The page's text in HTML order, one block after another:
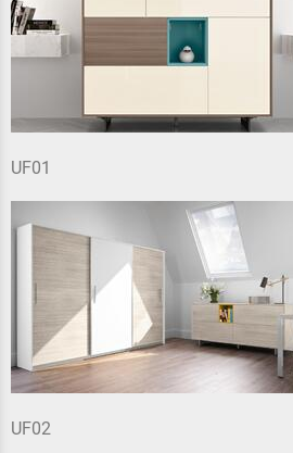
UF01
UF02